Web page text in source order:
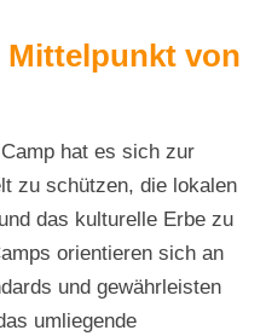
von
hat es sich zur
zu schützen, die lokalen
das kulturelle Erbe zu
orientieren sich an
und gewährleisten
umliegende